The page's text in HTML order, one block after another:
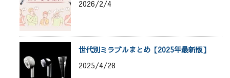
2026/2/4
世代別ミラブルまとめ【2025年最新版】
2025/4/28